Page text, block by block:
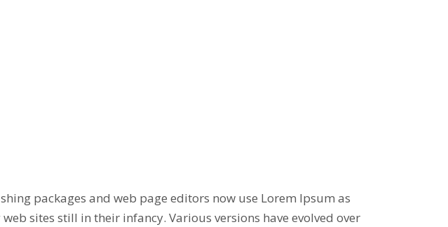
packages and web page editors now use Lorem Ipsum as
sites still in their infancy. Various versions have evolved over